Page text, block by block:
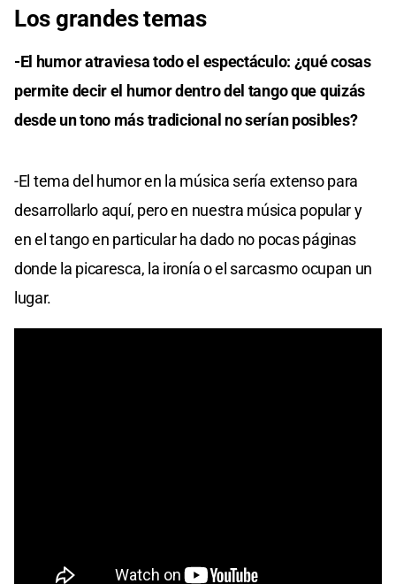
Los grandes temas
-El humor atraviesa todo el espectáculo: ¿qué cosas
permite decir el humor dentro del tango que quizás
desde un tono más tradicional no serían posibles?
-El tema del humor en la música sería extenso para
desarrollarlo aquí, pero en nuestra música popular y
en el tango en particular ha dado no pocas páginas
donde la picaresca, la ironía o el sarcasmo ocupan un
lugar.